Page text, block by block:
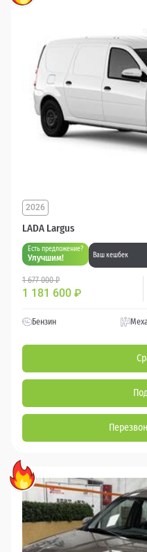
LADA Largus
2026
Есть предложение?
Улучшим! Ваш кешбек
1 677 000 ₽
1 181 600 ₽
Бензин